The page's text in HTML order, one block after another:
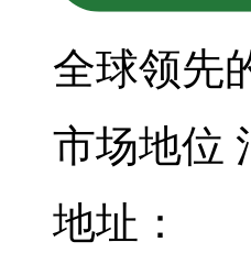
全球领先
市场地位
地址：